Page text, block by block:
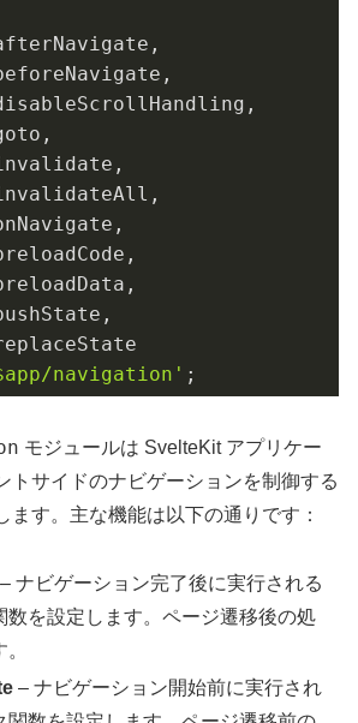
navigation'
モジュールは SvelteKit アプリケー
トサイドのナビゲーションを制御する
ます。主な機能は以下の通りです：
– ナビゲーション完了後に実行される
数を設定します。ページ遷移後の処
– ナビゲーション開始前に実行され